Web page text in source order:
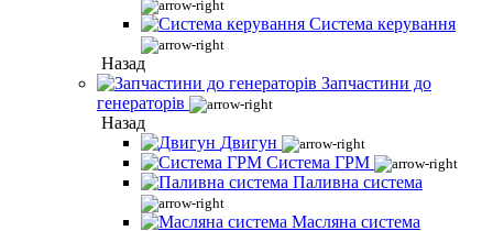
Система керування
Назад
Запчастини до
генераторів
Назад
Двигун
Система ГРМ
Паливна система
Масляна система